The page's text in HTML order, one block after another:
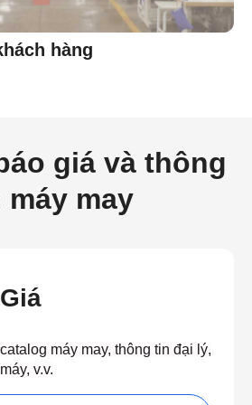
hàng
giá và thông
máy may
máy may, thông tin đại lý,
v.v.